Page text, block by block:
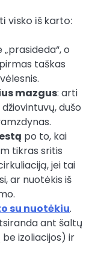
visko iš karto:
o
taškas
mazgus: arti
dušo
po to, kai
tikras sritis
jei tai
ar nuotėkis iš
su nuotėkiu.
ant šaltų
be izoliacijos) ir